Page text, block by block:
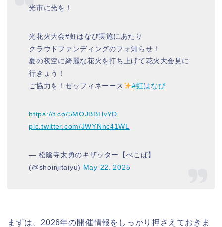
光市に光を！
光花火大会#虹はなび実施にあたり
クラウドファンディングのフォ知らせ！
夏の夜空に綺麗な花火を打ち上げて花火大会見に
行きょう！
ご協力を！ゼッフィネーース
#虹はなび
https://t.co/5MOJBBHvYD
pic.twitter.com/JWYNnc41WL
— 松陰寺太勇のキザッター【ぺこぱ】
(@shoinjitaiyu) May 22, 2025
まずは、2026年の開催情報をしっかり押さえておきま